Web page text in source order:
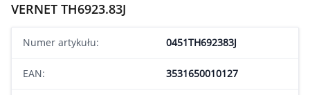
VERNET TH6923.83J
Numer artykułu: 0451TH692383J
EAN: 3531650010127